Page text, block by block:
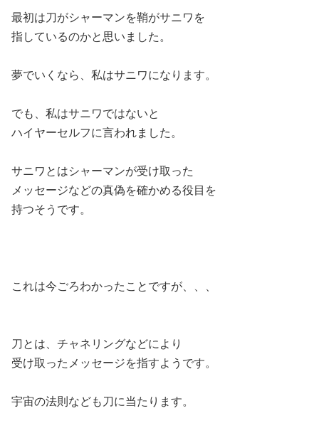
最初は刀がシャーマンを鞘がサニワを
指しているのかと思いました。
夢でいくなら、私はサニワになります。
でも、私はサニワではないと
ハイヤーセルフに言われました。
サニワとはシャーマンが受け取った
メッセージなどの真偽を確かめる役目を
持つそうです。
これは今ごろわかったことですが、、、
刀とは、チャネリングなどにより
受け取ったメッセージを指すようです。
宇宙の法則なども刀に当たります。